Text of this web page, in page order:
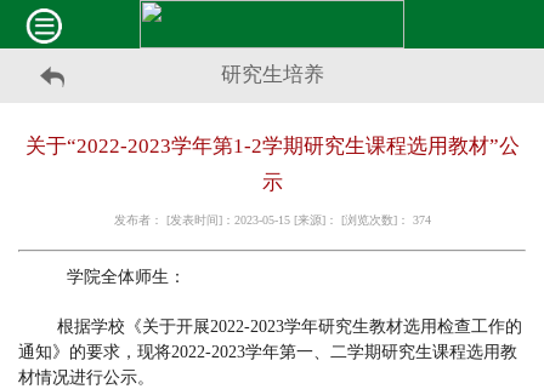
研究生培养
关于“2022-2023学年第1-2学期研究生课程选用教材”公
示
发布者： [发表时间]：2023-05-15 [来源]： [浏览次数]： 374
学院全体师生：
根据学校《关于开展2022-2023学年研究生教材选用检查工作的
通知》的要求 ，现将2022-2023学年第一、二学期研究生课程选用教
材情况进行公示。